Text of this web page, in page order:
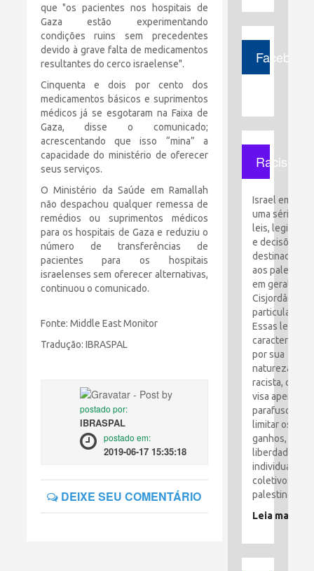
que "os pacientes nos hospitais de
Gaza estão experimentando
condições ruins sem precedentes
devido à grave falta de medicamentos
resultantes do cerco israelense".
Cinquenta e dois por cento dos
medicamentos básicos e suprimentos
médicos já se esgotaram na Faixa de
Gaza, disse o comunicado;
acrescentando que isso “mina” a
capacidade do ministério de oferecer
seus serviços.
O Ministério da Saúde em Ramallah
não despachou qualquer remessa de
remédios ou suprimentos médicos
para os hospitais de Gaza e reduziu o
número de transferências de
pacientes para os hospitais
israelenses sem oferecer alternativas,
continuou o comunicado.
Fonte: Middle East Monitor
Tradução: IBRASPAL
postado por:
IBRASPAL
postado em:
2019-06-17 15:35:18
DEIXE SEU COMENTÁRIO
Facebook
Racismo
Israel emitiu
uma série de
leis,
e decisões
destinadas
aos
em geral e à
Cisjordânia
particular.
Essas leis são
por sua
natureza
racista, que
visa apertar
parafusos e
limitar os
ganhos,
liberdades
individuais e
coletivos dos
palestinos.
Leia mais